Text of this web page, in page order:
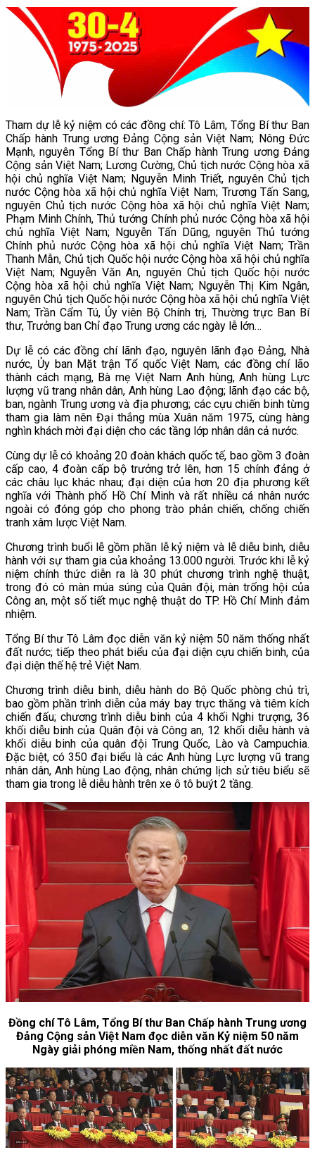
Tham dự lễ kỷ niệm có các đồng chí: Tô Lâm, Tổng Bí thư Ban
Chấp hành Trung ương Đảng Cộng sản Việt Nam; Nông Đức
Mạnh, nguyên Tổng Bí thư Ban Chấp hành Trung ương Đảng
Cộng sản Việt Nam; Lương Cường, Chủ tịch nước Cộng hòa xã
hội chủ nghĩa Việt Nam; Nguyễn Minh Triết, nguyên Chủ tịch
nước Cộng hòa xã hội chủ nghĩa Việt Nam; Trương Tấn Sang,
nguyên Chủ tịch nước Cộng hòa xã hội chủ nghĩa Việt Nam;
Phạm Minh Chính, Thủ tướng Chính phủ nước Cộng hòa xã hội
chủ nghĩa Việt Nam; Nguyễn Tấn Dũng, nguyên Thủ tướng
Chính phủ nước Cộng hòa xã hội chủ nghĩa Việt Nam; Trần
Thanh Mẫn, Chủ tịch Quốc hội nước Cộng hòa xã hội chủ nghĩa
Việt Nam; Nguyễn Văn An, nguyên Chủ tịch Quốc hội nước
Cộng hòa xã hội chủ nghĩa Việt Nam; Nguyễn Thị Kim Ngân,
nguyên Chủ tịch Quốc hội nước Cộng hòa xã hội chủ nghĩa Việt
Nam; Trần Cẩm Tú, Ủy viên Bộ Chính trị, Thường trực Ban Bí
thư, Trưởng ban Chỉ đạo Trung ương các ngày lễ lớn…
Dự lễ có các đồng chí lãnh đạo, nguyên lãnh đạo Đảng, Nhà
nước, Ủy ban Mặt trận Tổ quốc Việt Nam, các đồng chí lão
thành cách mạng, Bà mẹ Việt Nam Anh hùng, Anh hùng Lực
lượng vũ trang nhân dân, Anh hùng Lao động; lãnh đạo các bộ,
ban, ngành Trung ương và địa phương; các cựu chiến binh từng
tham gia làm nên Đại thắng mùa Xuân năm 1975, cùng hàng
nghìn khách mời đại diện cho các tầng lớp nhân dân cả nước.
Cùng dự lễ có khoảng 20 đoàn khách quốc tế, bao gồm 3 đoàn
cấp cao, 4 đoàn cấp bộ trưởng trở lên, hơn 15 chính đảng ở
các châu lục khác nhau; đại diện của hơn 20 địa phương kết
nghĩa với Thành phố Hồ Chí Minh và rất nhiều cá nhân nước
ngoài có đóng góp cho phong trào phản chiến, chống chiến
tranh xâm lược Việt Nam.
Chương trình buổi lễ gồm phần lễ kỷ niệm và lễ diễu binh, diễu
hành với sự tham gia của khoảng 13.000 người. Trước khi lễ kỷ
niệm chính thức diễn ra là 30 phút chương trình nghệ thuật,
trong đó có màn múa súng của Quân đội, màn trống hội của
Công an, một số tiết mục nghệ thuật do TP. Hồ Chí Minh đảm
nhiệm.
Tổng Bí thư Tô Lâm đọc diễn văn kỷ niệm 50 năm thống nhất
đất nước; tiếp theo phát biểu của đại diện cựu chiến binh, của
đại diện thế hệ trẻ Việt Nam.
Chương trình diễu binh, diễu hành do Bộ Quốc phòng chủ trì,
bao gồm phần trình diễn của máy bay trực thăng và tiêm kích
chiến đấu; chương trình diễu binh của 4 khối Nghi trượng, 36
khối diễu binh của Quân đội và Công an, 12 khối diễu hành và
khối diễu binh của quân đội Trung Quốc, Lào và Campuchia.
Đặc biệt, có 350 đại biểu là các Anh hùng Lực lượng vũ trang
nhân dân, Anh hùng Lao động, nhân chứng lịch sử tiêu biểu sẽ
tham gia trong lễ diễu hành trên xe ô tô buýt 2 tầng.
Đồng chí Tô Lâm, Tổng Bí thư Ban Chấp hành Trung ương
Đảng Cộng sản Việt Nam đọc diễn văn Kỷ niệm 50 năm
Ngày giải phóng miền Nam, thống nhất đất nước